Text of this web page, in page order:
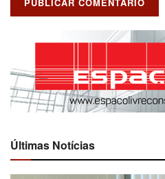
Últimas Notícias